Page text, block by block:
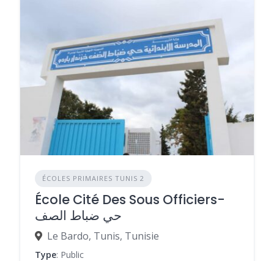
ÉCOLES PRIMAIRES TUNIS 2
École Cité Des Sous Officiers-
حي ضباط الصف
Le Bardo, Tunis, Tunisie
Type: Public